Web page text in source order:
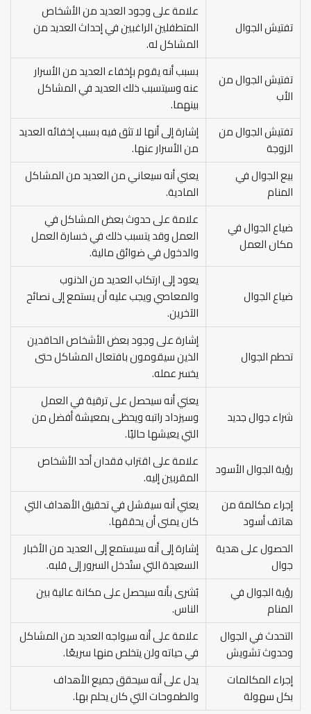
تفتيش الجوال
علامة على وجود العديد من الأشخاص
المتطفلين الراغبين في إحداث العديد من
المشاكل له.
تفتيش الجوال من
الأب
بسبب أنه يقوم بإخفاء العديد من الأسرار
عنه وسيتسبب ذلك العديد في المشاكل
بينهما.
تفتيش الجوال من
الزوجة
إشارة إلى أنها لا تثق فيه بسبب إخفائه العديد
من الأسرار عنها.
بيع الجوال في
المنام
يعني أنه سيعاني من العديد من المشاكل
المادية.
ضياع الجوال في
مكان العمل
علامة على حدوث بعض المشاكل في
العمل وقد يتسبب ذلك في خسارة العمل
والدخول في ضوائق مالية.
ضياع الجوال
يعود إلى ارتكاب العديد من الذنوب
والمعاصي ويجب عليه أن يستمع إلى نصائح
الآخرين.
تحطم الجوال
إشارة على وجود بعض الأشخاص الحاقدين
الذين سيقومون بافتعال المشاكل حتى
يخسر عمله.
شراء جوال جديد
يعني أنه سيحصل على ترقية في العمل
وسيزداد راتبه ويحظى بمعيشة أفضل من
التي يعيشها حاليًا.
رؤية الجوال الأسود
علامة على اقتراب فقدان أحد الأشخاص
المقربين إليه.
إجراء مكالمة من
هاتف أسود
يعني أنه سيفشل في تحقيق الأهداف التي
كان يمنى أن يحققها.
الحصول على هدية
جوال
إشارة إلى أنه سيستمع إلى العديد من الأخبار
السعيدة التي ستُدخل السرور إلى قلبه.
رؤية الجوال في
المنام
بُشرى بأنه سيحصل على مكانة عالية بين
الناس.
التحدث في الجوال
وحدوث تشويش
علامة على أنه سيواجه العديد من المشاكل
في حياته ولن يتخلص منها سريعًا.
إجراء المكالمات
بكل سهولة
يدل على أنه سيحقق جميع الأهداف
والطموحات التي كان يحلم بها.